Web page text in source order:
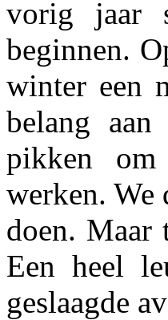
vorig jaar
beginnen.
winter een
belang
pikken om
werken. We
doen. Maar
Een heel
geslaagde